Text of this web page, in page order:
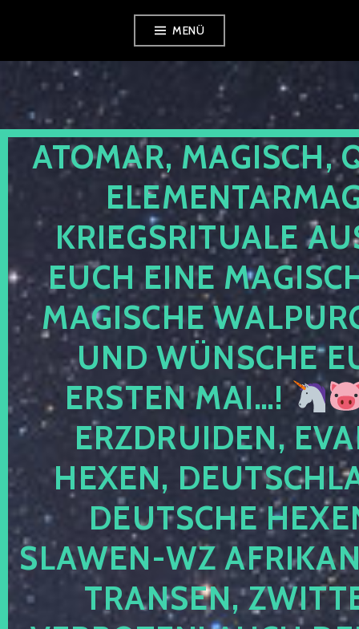
springen
MENÜ
ATOMAR, MAGISCH,
KRIEGSRITUALE
EUCH EINE
MAGISCHE
UND WÜNSCHE
ERSTEN MAI…!
ERZDRUIDEN,
HEXEN,
DEUTSCHE
SLAWEN-WZ
TRANSEN,